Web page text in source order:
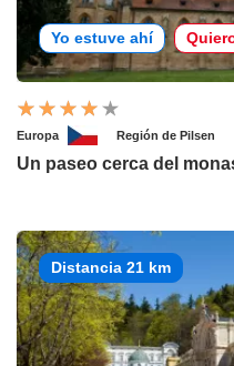
Yo estuve ahí
Europa Región de Pilsen
Un paseo cerca del
Distancia 21 km